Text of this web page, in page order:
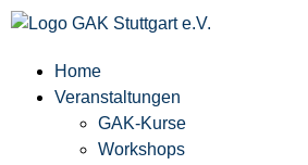
Home
Veranstaltungen
GAK-Kurse
Workshops